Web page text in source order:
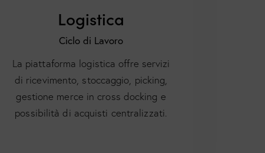
Logistica
Ciclo di Lavoro
La piattaforma logistica offre servizi
di ricevimento, stoccaggio, picking,
gestione merce in cross docking e
possibilità di acquisti centralizzati.